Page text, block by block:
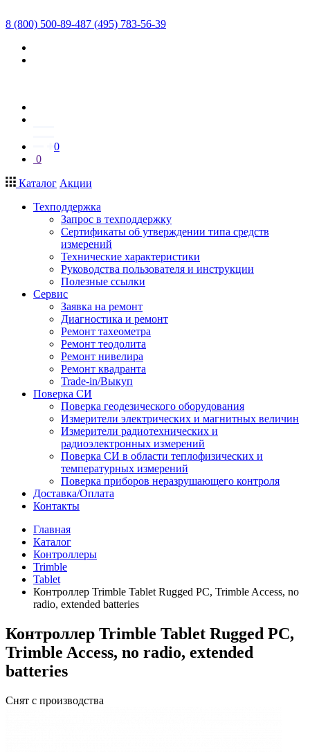
8 (800) 500-89-487 (495) 783-56-39
0
0
Каталог Акции
Техподдержка
Запрос в техподдержку
Сертификаты об утверждении типа средств
измерений
Технические характеристики
Руководства пользователя и инструкции
Полезные ссылки
Сервис
Заявка на ремонт
Диагностика и ремонт
Ремонт тахеометра
Ремонт теодолита
Ремонт нивелира
Ремонт квадранта
Trade-in/Выкуп
Поверка СИ
Поверка геодезического оборудования
Измерители электрических и магнитных величин
Измерители радиотехнических и
радиоэлектронных измерений
Поверка СИ в области теплофизических и
температурных измерений
Поверка приборов неразрушающего контроля
Доставка/Оплата
Контакты
Главная
Каталог
Контроллеры
Trimble
Tablet
Контроллер Trimble Tablet Rugged PC, Trimble Access, no
radio, extended batteries
Контроллер Trimble Tablet Rugged PC,
Trimble Access, no radio, extended
batteries
Снят с производства